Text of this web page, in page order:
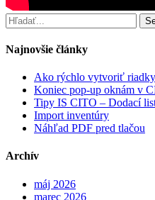
Najnovšie články
Ako rýchlo vytvoriť
Koniec pop-up oknám v
Tipy IS CITO – Dodací
Import inventúry
Náhľad PDF pred tlačou
Archív
máj 2026
marec 2026